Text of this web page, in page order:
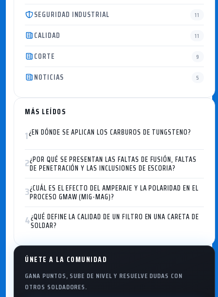
SEGURIDAD INDUSTRIAL 11
CALIDAD 11
CORTE 9
NOTICIAS 5
MÁS LEÍDOS
1¿EN DÓNDE SE APLICAN LOS CARBUROS DE TUNGSTENO?
2¿POR QUÉ SE PRESENTAN LAS FALTAS DE FUSIÓN, FALTAS
DE PENETRACIÓN Y LAS INCLUSIONES DE ESCORIA?
3¿CUÁL ES EL EFECTO DEL AMPERAJE Y LA POLARIDAD EN EL
PROCESO GMAW (MIG-MAG)?
4¿QUÉ DEFINE LA CALIDAD DE UN FILTRO EN UNA CARETA DE
SOLDAR?
ÚNETE A LA COMUNIDAD
GANA PUNTOS, SUBE DE NIVEL Y RESUELVE DUDAS CON
OTROS SOLDADORES.